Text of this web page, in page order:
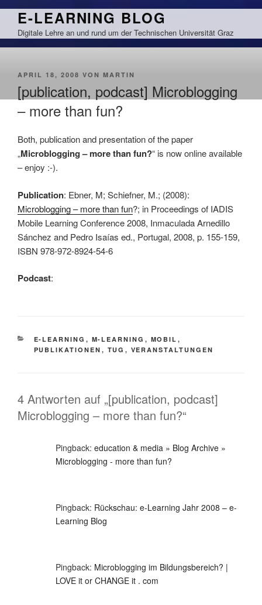
Zum
springen
E-LEARNING BLOG
Digitale Lehre an und rund um der Technischen Universität Graz
VERÖFFENTLICHT
APRIL 18, 2008 VON MARTIN
[publication, podcast] Microblogging
– more than fun?
Both, publication and presentation of the paper
„Microblogging – more than fun?“ is now online available
– enjoy :-).
Publication: Ebner, M; Schiefner, M.; (2008):
Microblogging – more than fun?; in Proceedings of IADIS
Mobile Learning Conference 2008, Inmaculada Arnedillo
Sánchez and Pedro Isaías ed., Portugal, 2008, p. 155-159,
ISBN 978-972-8924-54-6
Podcast:
KATEGORIEN
E-LEARNING , M-LEARNING , MOBIL ,
PUBLIKATIONEN , TUG , VERANSTALTUNGEN
4 Antworten auf „[publication, podcast]
Microblogging – more than fun?“
Pingback: education & media » Blog Archive »
Microblogging - more than fun?
Pingback: Rückschau: e-Learning Jahr 2008 – e-
Learning Blog
Pingback: Microblogging im Bildungsbereich? |
LOVE it or CHANGE it . com